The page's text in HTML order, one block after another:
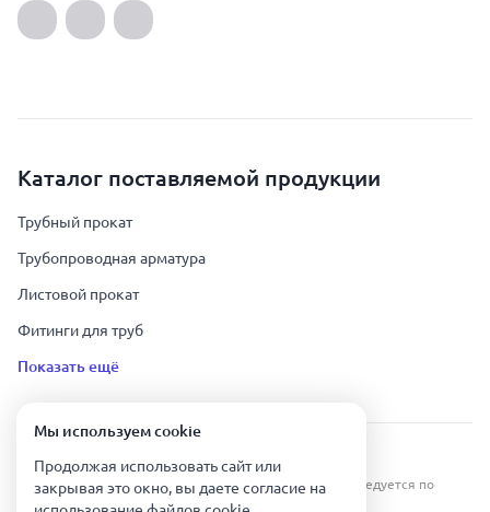
Каталог поставляемой продукции
Трубный прокат
Трубопроводная арматура
Листовой прокат
Фитинги для труб
Показать ещё
Урал Тех Экспорт — Казахстан © 2019-
Все права защищены. Копирование информации преследуется по
Мы используем сookie
Продолжая использовать сайт или
закрывая это окно, вы даете согласие на